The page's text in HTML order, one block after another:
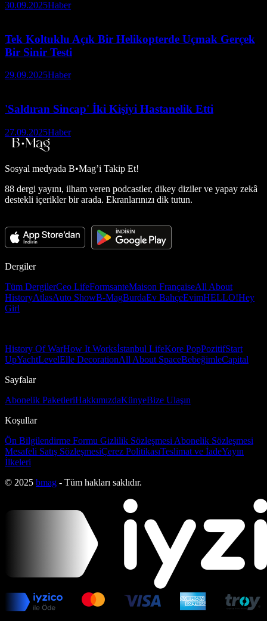
30.09.2025Haber
Tek Koltuklu Açık Bir Helikopterde Uçmak Gerçek
Bir Sinir Testi
29.09.2025Haber
'Saldıran Sincap' İki Kişiyi Hastanelik Etti
27.09.2025Haber
Sosyal medyada B•Mag’i Takip Et!
88 dergi yayını, ilham veren podcastler, dikey diziler ve yapay zekâ
destekli içerikler bir arada. Ekranlarınızı dik tutun.
Dergiler
Tüm DergilerCeo LifeFormsanteMaison FrançaiseAll About
HistoryAtlasAuto ShowB-MagBurdaEv BahçeEvimHELLO!Hey
Girl
History Of WarHow It Worksİstanbul LifeKore PopPozitifStart
UpYachtLevelElle DecorationAll About SpaceBebeğimleCapital
Sayfalar
Abonelik PaketleriHakkımızdaKünyeBize Ulaşın
Koşullar
Ön Bilgilendirme Formu Gizlilik Sözleşmesi Abonelik Sözleşmesi
Mesafeli Satış SözleşmesiÇerez PolitikasıTeslimat ve İadeYayın
İlkeleri
© 2025 bmag - Tüm hakları saklıdır.